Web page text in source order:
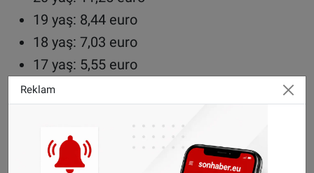
19 yaş: 8,44 euro
18 yaş: 7,03 euro
17 yaş: 5,55 euro
16 yaş: 4,85 euro
15 yaş: 4,22 euro
Referans aylık ücret
1 Ocak 2025 itibarıyla referans aylık ücret, brüt
Reklam